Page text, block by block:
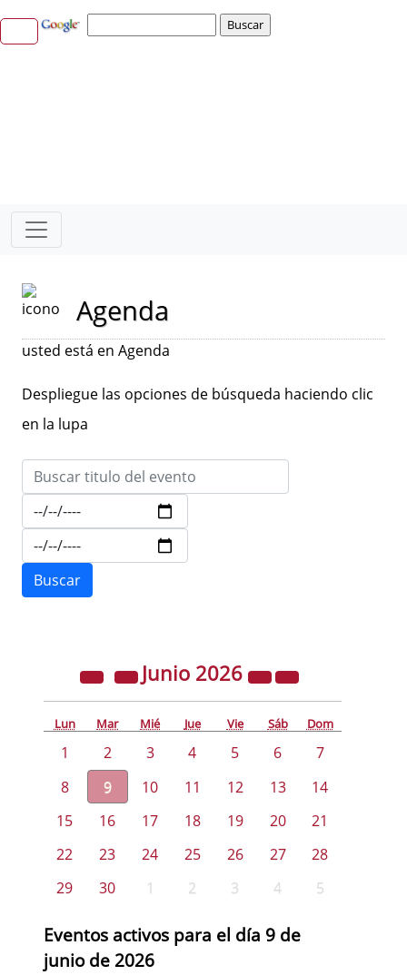
Agenda
usted está en Agenda
Despliegue las opciones de búsqueda haciendo clic
en la lupa
Junio 2026
Lun Mar Mié Jue Vie Sáb Dom
1 2 3 4 5 6
7
8
9 10 11 12 13
14
15
16 17 18 19 20
21
22
23 24 25 26 27
28
29
30 1 2 3 4 5
Eventos activos para el día 9 de
junio de 2026